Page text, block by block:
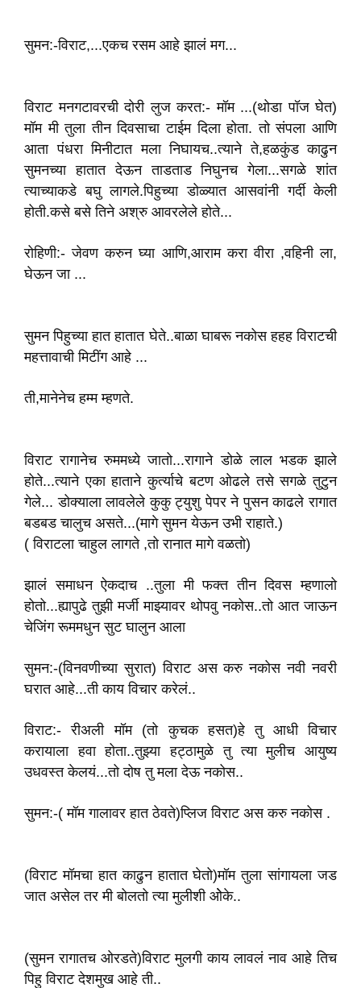
सुमन:-विराट,...एकच रसम आहे झालं मग...
विराट मनगटावरची दोरी लुज करत:- मॉम ...(थोडा पॉज घेत)
मॉम मी तुला तीन दिवसाचा टाईम दिला होता. तो संपला आणि
आता पंधरा मिनीटात मला निघायच..त्याने ते,हळकुंड काढुन
सुमनच्या हातात देऊन ताडताड निघुनच गेला...सगळे शांत
त्याच्याकडे बघु लागले.पिहुच्या डोळ्यात आसवांनी गर्दी केली
होती.कसे बसे तिने अश्रु आवरलेले होते...
रोहिणी:- जेवण करुन घ्या आणि,आराम करा वीरा ,वहिनी ला,
घेऊन जा ...
सुमन पिहुच्या हात हातात घेते..बाळा घाबरू नकोस हहह विराटची
महत्तावाची मिटींग आहे ...
ती,मानेनेच हम्म म्हणते.
विराट रागानेच रुममध्ये जातो...रागाने डोळे लाल भडक झाले
होते...त्याने एका हाताने कुर्त्याचे बटण ओढले तसे सगळे तुटुन
गेले... डोक्याला लावलेले कुकु ट्युशु पेपर ने पुसन काढले रागात
बडबड चालुच असते...(मागे सुमन येऊन उभी राहाते.)
( विराटला चाहुल लागते ,तो रानात मागे वळतो)
झालं समाधन ऐकदाच ..तुला मी फक्त तीन दिवस म्हणालो
होतो...ह्यापुढे तुझी मर्जी माझ्यावर‌ थोपवु नकोस..तो आत जाऊन
चेजिंग रूममधुन सुट घालुन आला
सुमन:-(विनवणीच्या सुरात) विराट अस करु नकोस नवी नवरी
घरात आहे...ती का‌य‌ विचार करेलं..
विराट:- रीअली मॉम (तो कुचक हसत)‌हे तु आधी विचार
करायाला हवा होता..तुझ्या हट्ठामुळे तु त्या मुलीच आयुष्य
उधवस्त केलयं...तो दोष तु मला देऊ नकोस..
सुमन:-( मॉम गालावर हात ठेवते)प्लिज विराट अस करु नकोस .
(विराट मॉमचा हात काढुन हातात घेतो)मॉम तुला सांगायला जड
जात असेल तर मी बोलतो त्या मुलीशी ओेके..
(सुमन रागातच ओरडते)विराट मुलगी काय‌ लावलं नाव आहे तिच
पिहु विराट देशमुख आहे ती..